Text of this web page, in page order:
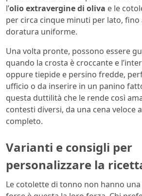
l’olio extravergine di oliva e le
per circa cinque minuti per lato,
doratura uniforme.
Una volta pronte, possono essere
quando la crosta è croccante e
oppure tiepide e persino fredde,
ufficio o da inserire in un panino
questa duttilità che le rende così
contesti diversi, da una cena veloce
completo.
Varianti e consigli per
personalizzare la
Le cotolette di tonno non hanno